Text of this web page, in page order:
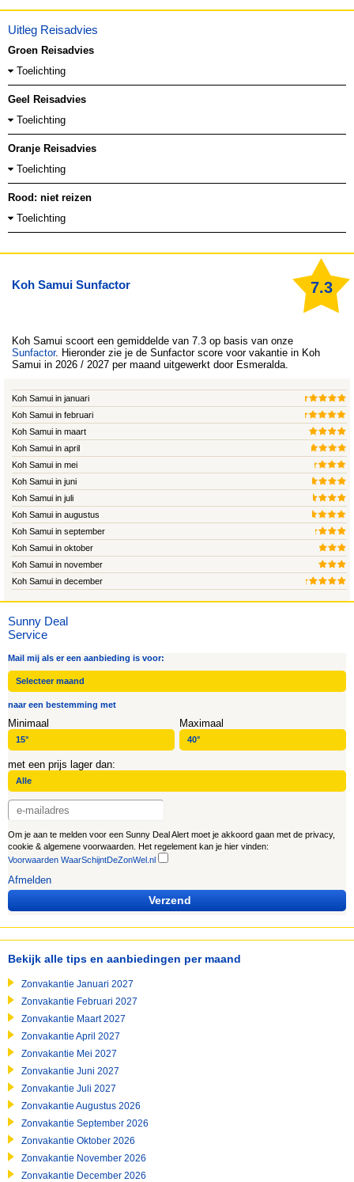
Bekijk alle tips en aanbiedingen per maand
Zonvakantie Januari 2027
Zonvakantie Februari 2027
Zonvakantie Maart 2027
Zonvakantie April 2027
Zonvakantie Mei 2027
Zonvakantie Juni 2027
Zonvakantie Juli 2027
Zonvakantie Augustus 2026
Zonvakantie September 2026
Zonvakantie Oktober 2026
Zonvakantie November 2026
Zonvakantie December 2026
Uitleg Reisadvies
Groen Reisadvies
Toelichting
Geel Reisadvies
Toelichting
Oranje Reisadvies
Toelichting
Rood: niet reizen
Toelichting
Koh Samui Sunfactor 7.3
Koh Samui scoort een gemiddelde van 7.3 op basis van onze
Sunfactor. Hieronder zie je de Sunfactor score voor vakantie in Koh
Samui in 2026 / 2027 per maand uitgewerkt door Esmeralda.
Koh Samui in januari
Koh Samui in februari
Koh Samui in maart
Koh Samui in april
Koh Samui in mei
Koh Samui in juni
Koh Samui in juli
Koh Samui in augustus
Koh Samui in september
Koh Samui in oktober
Koh Samui in november
Koh Samui in december
Sunny Deal
Service
Mail mij als er een aanbieding is voor:
naar een bestemming met
Minimaal Maximaal
met een prijs lager dan:
Om je aan te melden voor een Sunny Deal Alert moet je akkoord gaan met de privacy,
cookie & algemene voorwaarden. Het regelement kan je hier vinden:
Voorwaarden WaarSchijntDeZonWel.nl
Afmelden
Verzend